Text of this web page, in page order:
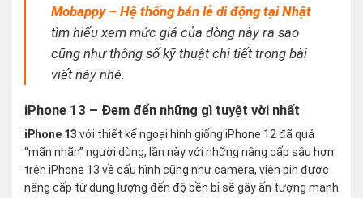
Mobappy – Hệ thống bán lẻ di động tại Nhật
tìm hiểu xem mức giá của dòng này ra sao
cũng như thông số kỹ thuật chi tiết trong bài
viết này nhé.
iPhone 13 – Đem đến những gì tuyệt vời nhất
iPhone 13 với thiết kế ngoại hình giống iPhone 12 đã quá
“mãn nhãn” người dùng, lần này với những nâng cấp sâu hơn
trên iPhone 13 về cấu hình cũng như camera, viên pin được
nâng cấp từ dung lượng đến độ bền bỉ sẽ gây ấn tượng mạnh